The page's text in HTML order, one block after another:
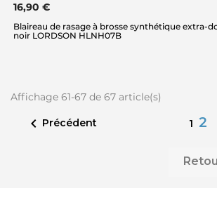
16,90 €
Blaireau de rasage à brosse synthétique extra-
noir LORDSON HLNH07B
Affichage 61-67 de 67 article(s)
 Précédent 1 2